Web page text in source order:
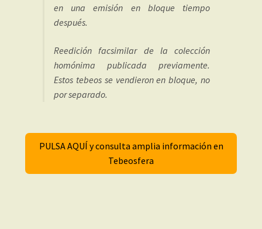
en una emisión en bloque tiempo
después.
Reedición facsimilar de la colección
homónima publicada previamente.
Estos tebeos se vendieron en bloque, no
por separado.
PULSA AQUÍ y consulta amplia información en
Tebeosfera